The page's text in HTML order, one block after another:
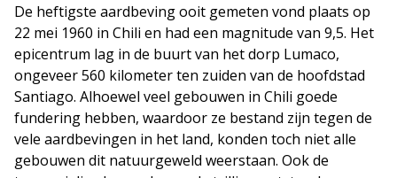
De heftigste aardbeving ooit gemeten vond plaats op
22 mei 1960 in Chili en had een magnitude van 9,5. Het
epicentrum lag in de buurt van het dorp Lumaco,
ongeveer 560 kilometer ten zuiden van de hoofdstad
Santiago. Alhoewel veel gebouwen in Chili goede
fundering hebben, waardoor ze bestand zijn tegen de
vele aardbevingen in het land, konden toch niet alle
gebouwen dit natuurgeweld weerstaan. Ook de